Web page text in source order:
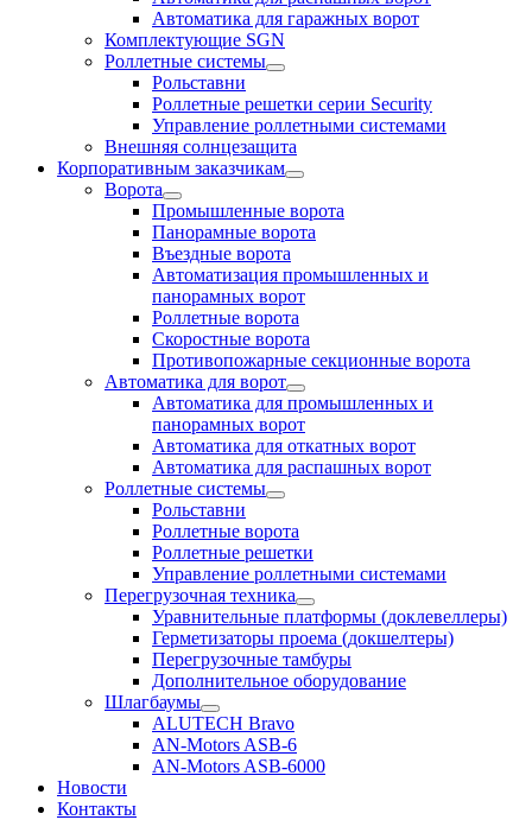
Автоматика для гаражных ворот
Комплектующие SGN
Роллетные системы
Рольставни
Роллетные решетки серии Security
Управление роллетными системами
Внешняя солнцезащита
Корпоративным заказчикам
Ворота
Промышленные ворота
Панорамные ворота
Въездные ворота
Автоматизация промышленных и
панорамных ворот
Роллетные ворота
Скоростные ворота
Противопожарные секционные ворота
Автоматика для ворот
Автоматика для промышленных и
панорамных ворот
Автоматика для откатных ворот
Автоматика для распашных ворот
Роллетные системы
Рольставни
Роллетные ворота
Роллетные решетки
Управление роллетными системами
Перегрузочная техника
Уравнительные платформы (доклевеллеры)
Герметизаторы проема (докшелтеры)
Перегрузочные тамбуры
Дополнительное оборудование
Шлагбаумы
ALUTECH Bravo
AN-Motors ASB-6
AN-Motors ASB-6000
Новости
Контакты